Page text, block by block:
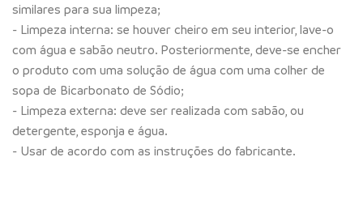
similares para sua limpeza;
- Limpeza interna: se houver cheiro em seu interior, lave-o
com água e sabão neutro. Posteriormente, deve-se encher
o produto com uma solução de água com uma colher de
sopa de Bicarbonato de Sódio;
- Limpeza externa: deve ser realizada com sabão, ou
detergente, esponja e água.
- Usar de acordo com as instruções do fabricante.